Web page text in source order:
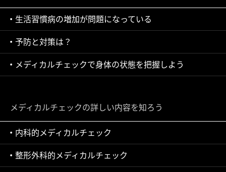
生活習慣病の増加が問題になっている
予防と対策は？
メディカルチェックで身体の状態を把握しよう
メディカルチェックの詳しい内容を知ろう
内科的メディカルチェック
整形外科的メディカルチェック